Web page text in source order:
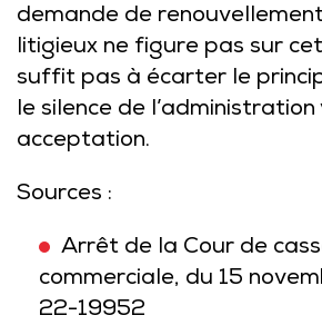
demande de
litigieux ne figure pas sur
suffit pas à écarter le
le silence de
acceptation.
Sources :
Arrêt de la Cour de
commerciale, du 15
22-19952